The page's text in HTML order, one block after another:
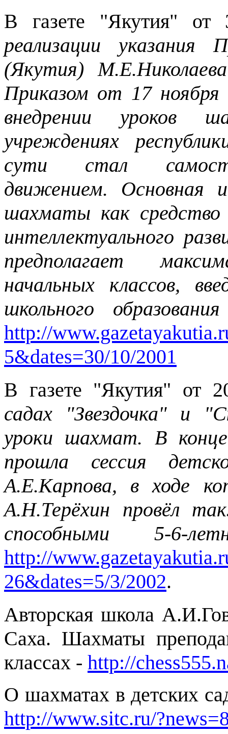
В газете "Якутия" от
реализации указания
(Якутия)
Приказом от 17 ноября
внедрении уроков
учреждениях
сути стал
движением. Основная
шахматы как
интеллектуального
предполагает
начальных классов,
школьного
http://
5&dates=30/10/2001
В газете "Якутия" от
садах "Звездочка" и
уроки шахмат. В
прошла сессия
А.Е.Карпова, в ходе
А.Н.Терёхин провёл
способными 5-6-
http://
26&dates=5/3/2002.
Авторская школа
Саха. Шахматы
классах - http://
О шахматах в детских
http://www.sitc.ru/